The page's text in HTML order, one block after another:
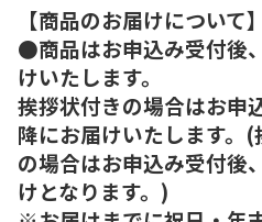
【商品のお届けについて】
●商品はお申込み受付後
けいたします。
挨拶状付きの場合はお申
降にお届けいたします。
の場合はお申込み受付後
けとなります。)